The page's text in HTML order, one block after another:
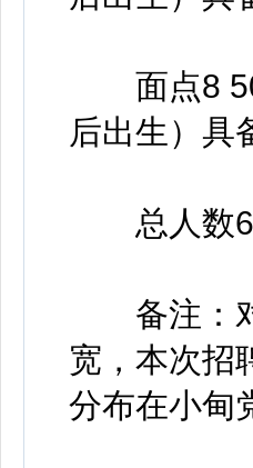
面点8
后出生）具
总人数
备注：对
宽，本次招
分布在小甸